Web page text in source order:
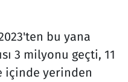
bu yana
3 milyonu geçti, 11
içinde yerinden